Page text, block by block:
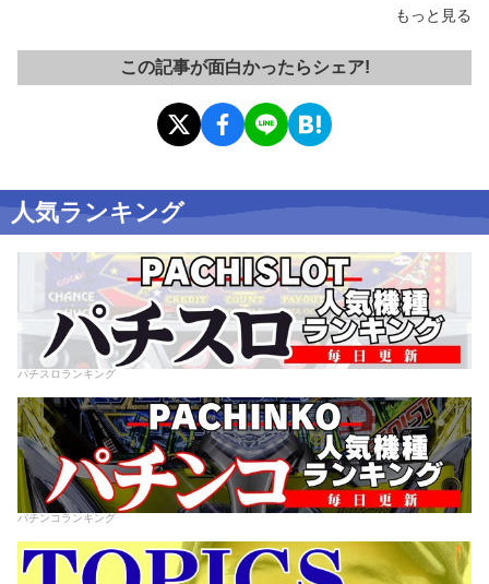
もっと見る
この記事が面白かったらシェア!
人気ランキング
パチスロランキング
パチンコランキング